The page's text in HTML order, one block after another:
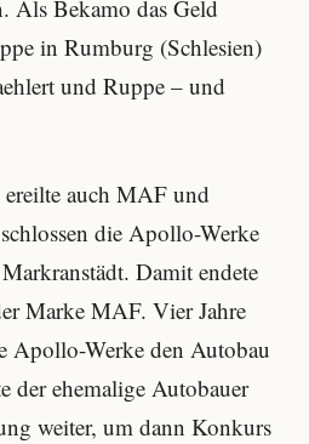
Als Bekamo das Geld
in Rumburg (Schlesien)
und Ruppe – und
auch MAF und
die Apollo-Werke
Damit endete
Marke MAF. Vier Jahre
Apollo-Werke den Autobau
der ehemalige Autobauer
weiter, um dann Konkurs